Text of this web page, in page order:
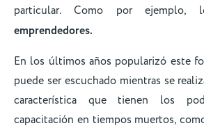
particular. Como por ejemplo,
emprendedores.
En los últimos años popularizó este
puede ser escuchado mientras se
característica que tienen los
capacitación en tiempos muertos,